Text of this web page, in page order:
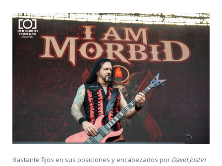
Bastante fijos en sus posiciones y encabezados por David Justin